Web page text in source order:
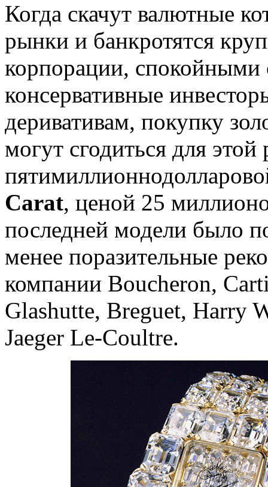
Когда скачут валютные
рынки и банкротятся
корпорации, спокойными
консервативные
деривативам, покупку
могут сгодиться для
Сarat, ценой 25
последней модели было
менее поразительные
компании Boucheron,
Glashutte, Breguet, Harry
Jaeger Le-Coultre.